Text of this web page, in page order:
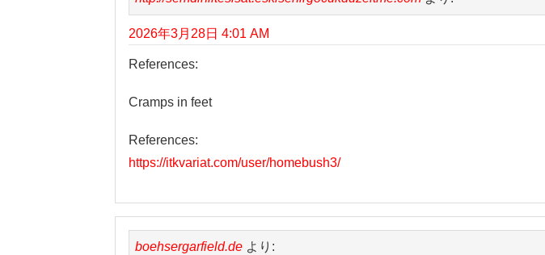
2026年3月28日 4:01 AM
References:
Cramps in feet
References:
https://itkvariat.com/user/homebush3/
boehsergarfield.de より: